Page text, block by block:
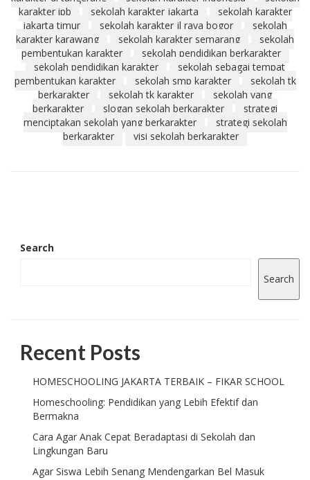
karakter ipb
sekolah karakter jakarta
sekolah karakter
jakarta timur
sekolah karakter jl raya bogor
sekolah
karakter karawang
sekolah karakter semarang
sekolah
pembentukan karakter
sekolah pendidikan berkarakter
sekolah pendidikan karakter
sekolah sebagai tempat
pembentukan karakter
sekolah smp karakter
sekolah tk
berkarakter
sekolah tk karakter
sekolah yang
berkarakter
slogan sekolah berkarakter
strategi
menciptakan sekolah yang berkarakter
strategi sekolah
berkarakter
visi sekolah berkarakter
Search
Search
Recent Posts
HOMESCHOOLING JAKARTA TERBAIK – FIKAR SCHOOL
Homeschooling: Pendidikan yang Lebih Efektif dan
Bermakna
Cara Agar Anak Cepat Beradaptasi di Sekolah dan
Lingkungan Baru
Agar Siswa Lebih Senang Mendengarkan Bel Masuk